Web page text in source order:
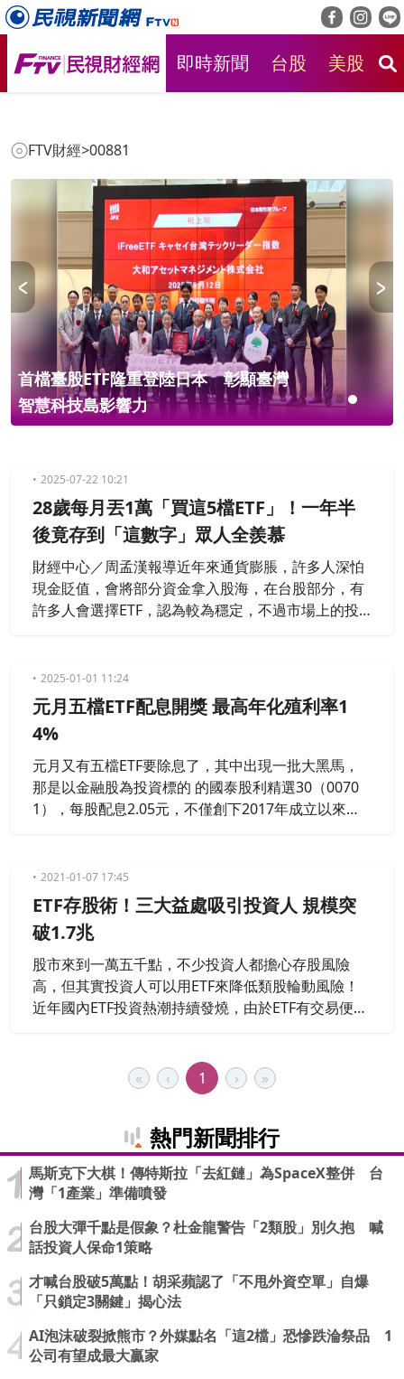
即時新聞 台股 美股
FTV財經>00881
首檔臺股ETF隆重登陸日本 彰顯臺灣
智慧科技島影響力
2025-07-22 10:21
28歲每月丟1萬「買這5檔ETF」！一年半
後竟存到「這數字」眾人全羨慕
財經中心／周孟漢報導近年來通貨膨脹，許多人深怕
現金貶值，會將部分資金拿入股海，在台股部分，有
許多人會選擇ETF，認為較為穩定，不過市場上的投
ETF」，在短短不到一年半的時間就存到「這數
字」，文章曝光後，引發網友熱烈討論。
2025-01-01 11:24
元月五檔ETF配息開獎 最高年化殖利率1
4%
元月又有五檔ETF要除息了，其中出現一批大黑馬，
那是以金融股為投資標的 的國泰股利精選30（0070
1），每股配息2.05元，不僅創下2017年成立以來新
2021-01-07 17:45
ETF存股術！三大益處吸引投資人 規模突
破1.7兆
股市來到一萬五千點，不少投資人都擔心存股風險
高，但其實投資人可以用ETF來降低類股輪動風險！
近年國內ETF投資熱潮持續發燒，由於ETF有交易便
主題式ETF紛紛接棒推出，持續為國內ETF市場注入活
水，讓投資人資產配置上更多選擇，這也讓ETF規模
« ‹ 1 › »
熱門新聞排行
馬斯克下大棋！傳特斯拉「去紅鏈」為SpaceX整併 台
灣「1產業」準備噴發
台股大彈千點是假象？杜金龍警告「2類股」別久抱 喊
話投資人保命1策略
才喊台股破5萬點！胡采蘋認了「不甩外資空單」自爆
「只鎖定3關鍵」揭心法
AI泡沫破裂掀熊市？外媒點名「這2檔」恐慘跌淪祭品 1
公司有望成最大贏家